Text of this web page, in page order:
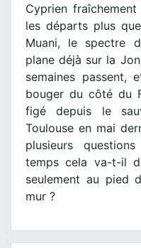
Cyprien
les départs plus
Muani, le spectre
plane déjà sur la
semaines passent,
bouger du côté du
figé depuis le
Toulouse en mai
plusieurs
temps cela va-t-il
seulement au pied
mur ?